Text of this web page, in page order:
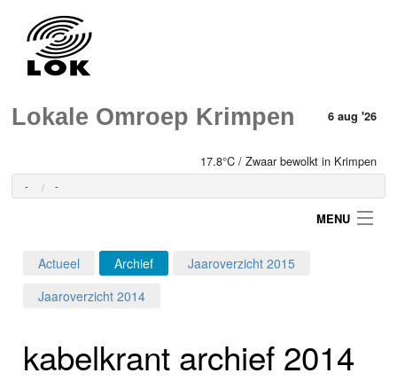
Lokale Omroep Krimpen 6 aug '26
17.8°C / Zwaar bewolkt in Krimpen
- -
MENU
Programma's
Actueel Archief
Jaaroverzicht 2015
Jaaroverzicht 2014
kabelkrant archief 2014